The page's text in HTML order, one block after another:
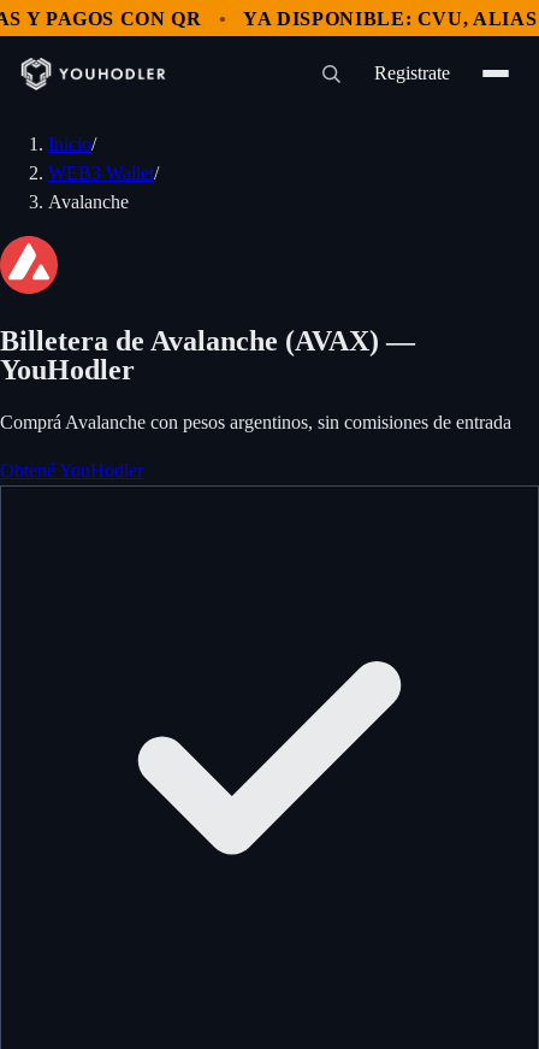
PAGOS CON QR YA DISPONIBLE: CVU, ALIAS Y
Registrate
Inicio/
WEB3 Wallet/
Avalanche
Billetera de Avalanche (AVAX) —
YouHodler
Comprá Avalanche con pesos argentinos, sin comisiones de entrada
Obtené YouHodler